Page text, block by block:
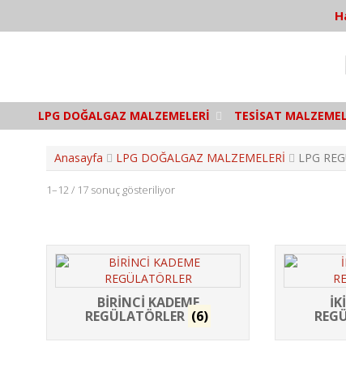
c
LPG DOĞALGAZ MALZEMELERİ TESİSAT
Anasayfa LPG DOĞALGAZ MALZEMELERİ LPG
1–12 / 17 sonuç gösteriliyor
BİRİNCİ KADEME
REGÜLATÖRLER (6)